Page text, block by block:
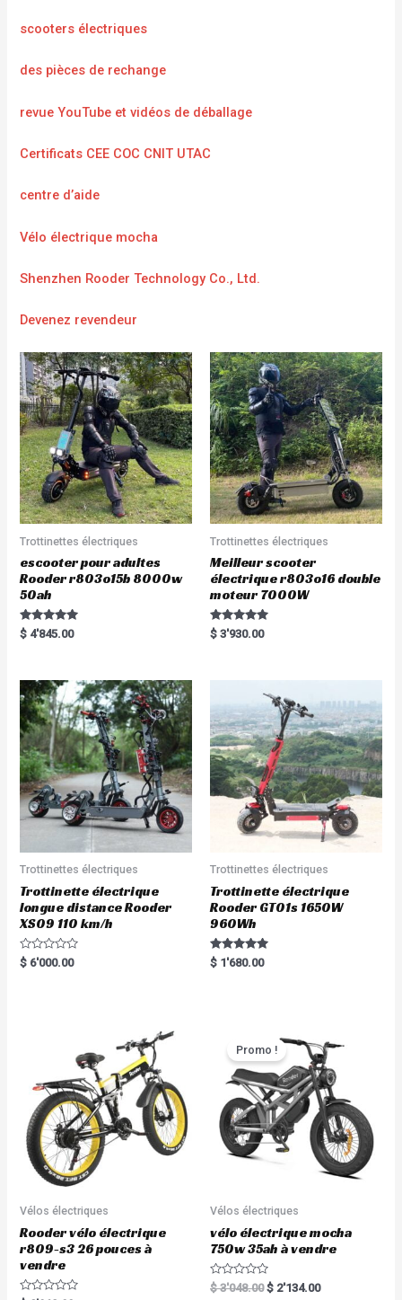
scooters électriques
des pièces de rechange
revue YouTube et vidéos de déballage
Certificats CEE COC CNIT UTAC
centre d’aide
Vélo électrique mocha
Shenzhen Rooder Technology Co., Ltd.
Devenez revendeur
Trottinettes électriques
escooter pour adultes
Rooder r803o15b 8000w
50ah
Rated
5.00
$ 4'845.00
Trottinettes électriques
Meilleur scooter
électrique r803o16 double
moteur 7000W
Rated
5.00
$ 3'930.00
Trottinettes électriques
Trottinette électrique
longue distance Rooder
XS09 110 km/h
R
a
$ 6'000.00
Trottinettes électriques
Trottinette électrique
Rooder GT01s 1650W
960Wh
Rated
5.00
$ 1'680.00
Vélos électriques
Rooder vélo électrique
r809-s3 26 pouces à
vendre
Promo !
Vélos électriques
vélo électrique mocha
750w 35ah à vendre
R
a
$3'048.00 $ 2'134.00